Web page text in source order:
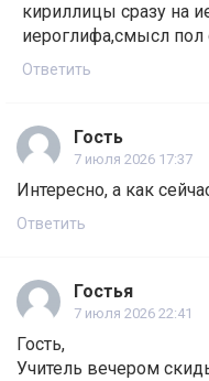
кириллицы сразу на
иероглифа,смысл пол
Ответить
Гость
7 июля 2026 17:37
Интересно, а как
Ответить
Гостья
7 июля 2026 22:41
Гость,
Учитель вечером